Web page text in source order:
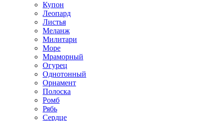
Купон
Леопард
Листья
Меланж
Милитари
Море
Мраморный
Огурец
Однотонный
Орнамент
Полоска
Ромб
Рябь
Сердце